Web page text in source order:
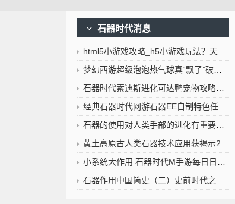
石器时代消息
html5小游戏攻略_h5小游戏玩法？天空石器官网
梦幻西游超级泡泡热气球真“飘了”破壁飞跃茶卡天空之镜！天空石器官网
石器时代索迪斯进化可达鸭宠物攻略天空石器官网
经典石器时代网游石器EE自制特色任务天空石器官网
石器的使用对人类手部的进化有重要影响？石器作用
黄土高原古人类石器技术应用获揭示2022年10月25日
小系统大作用 石器时代M手游每日日报的那些事儿，石器作用
石器作用中国简史（二）史前时代之新石器时代